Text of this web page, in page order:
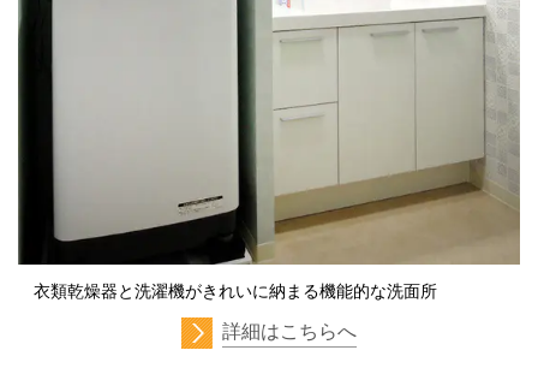
衣類乾燥器と洗濯機がきれいに納まる機能的な洗面所
詳細はこちらへ